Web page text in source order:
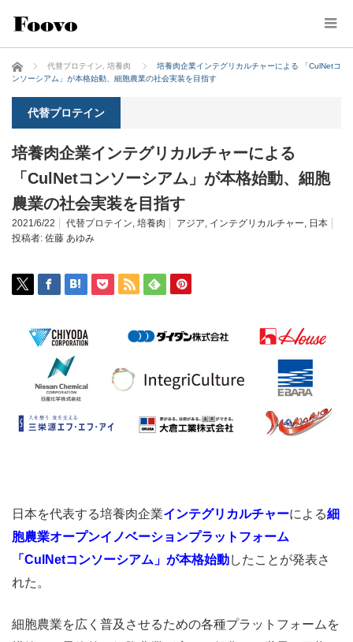
ホーム 代替プロテイン 培養肉
培養肉企業インテグリカルチャーによる 「CulNetコ
ンソーシアム」が本格始動、細胞農業の社会実装を目指す
代替プロテイン
培養肉企業インテグリカルチャーによる
「CulNetコンソーシアム」が本格始動、細胞
農業の社会実装を目指す
2021/6/22 代替プロテイン, 培養肉 アジア, インテグリカルチャー, 日本
投稿者: 佐藤 あゆみ
日本を代表する培養肉企業インテグリカルチャーによる細
胞農業オープンイノベーションプラットフォーム
「CulNetコンソーシアム」が本格始動したことが発表さ
れた。
細胞農業を広く普及させるための各種プラットフォームを